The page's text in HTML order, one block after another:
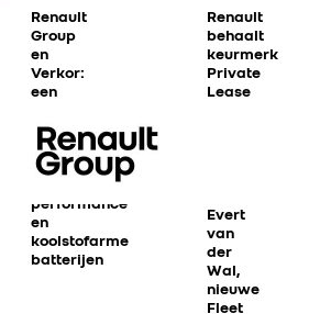
Renault
Group
en
Verkor:
een
commerciële
samenwerking
voor
performance
en
koolstofarme
batterijen
Renault
behaalt
keurmerk
Private
Lease
Evert
van
der
Wal,
nieuwe
Fleet